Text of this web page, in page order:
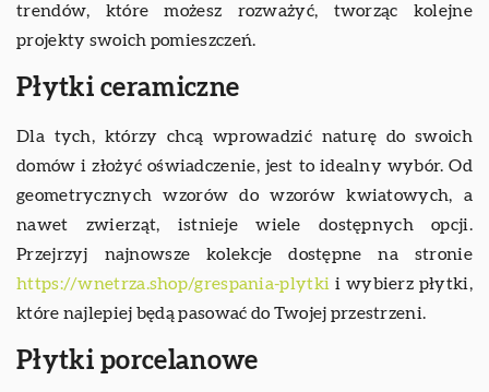
trendów, które możesz rozważyć, tworząc kolejne
projekty swoich pomieszczeń.
Płytki ceramiczne
Dla tych, którzy chcą wprowadzić naturę do swoich
domów i złożyć oświadczenie, jest to idealny wybór. Od
geometrycznych wzorów do wzorów kwiatowych, a
nawet zwierząt, istnieje wiele dostępnych opcji.
Przejrzyj najnowsze kolekcje dostępne na stronie
https://wnetrza.shop/grespania-plytki i wybierz płytki,
które najlepiej będą pasować do Twojej przestrzeni.
Płytki porcelanowe